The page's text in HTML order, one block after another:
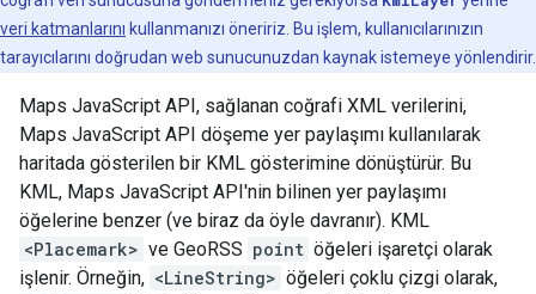
veri katmanlarını kullanmanızı öneririz. Bu işlem, kullanıcılarınızın
tarayıcılarını doğrudan web sunucunuzdan kaynak istemeye yönlendirir.
Maps JavaScript API, sağlanan coğrafi XML verilerini,
Maps JavaScript API döşeme yer paylaşımı kullanılarak
haritada gösterilen bir KML gösterimine dönüştürür. Bu
KML, Maps JavaScript API'nin bilinen yer paylaşımı
öğelerine benzer (ve biraz da öyle davranır). KML
<Placemark> ve GeoRSS point öğeleri işaretçi olarak
işlenir. Örneğin, <LineString> öğeleri çoklu çizgi olarak,